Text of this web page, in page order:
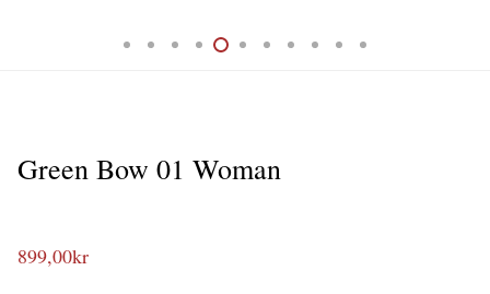
Green Bow 01 Woman
899,00kr